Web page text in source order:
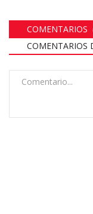
COMENTARIOS
COMENTARIOS